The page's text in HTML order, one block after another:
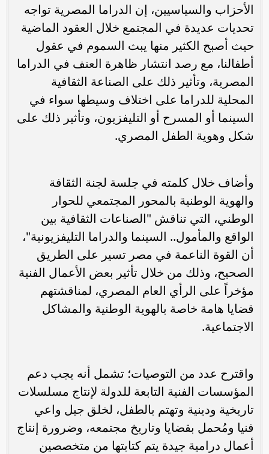
الأحزاب والسياسيين، إن الدراما المصرية تواجه
تحديات عديدة في المجتمع خلال العقود الماضية
حيث أصبح الكثير منها يبث السموم في عقول
أطفالنا، مع رصد انتشار ظاهرة العنف في الدراما
المصرية، وتأثير ذلك على الصناعة الثقافية
المحلية للدراما على اختلاف وسيطها سواء في
السينما أو المسرح أو التليفزيون، وتأثير ذلك على
شكل وهوية الطفل المصري.
وأضاف خلال كلمته في جلسة لجنة الثقافة
والهوية الوطنية بالمحور المجتمعي للحوار
الوطني، التي تناقش "الصناعات الثقافية بين
الواقع والمأمول.. السينما والدراما التليفزيونية"،
أن القوة الناعمة في مصر تسير على الطريق
الصحيح، وذلك من خلال تأثير بعض الأعمال الفنية
مؤخراً على الرأي العام المصري، لمناقشتهم
قضايا هامة خاصة بالهوية الوطنية والمشاكل
الاجتماعية.
واقترح عدد من التوصيات؛ تشمل أنه يجب دعم
المؤسسات الفنية التابعة للدولة لإنتاج مسلسلات
تاريخية ودينية وتهتم بالطفل، لخلق جيل واعي
فنيا ومُحمل بقضايا وتاريخ مجتمعه، وضرورة إنتاج
أعمال درامية جيدة يتم كتابتها من متخصصين